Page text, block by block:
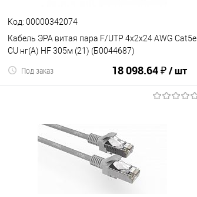
Код: 00000342074
Кабель ЭРА витая пара F/UTP 4x2x24 AWG Cat5e
CU нг(А) HF 305м (21) (Б0044687)
18 098.64 ₽/ шт
Под заказ
В избранное